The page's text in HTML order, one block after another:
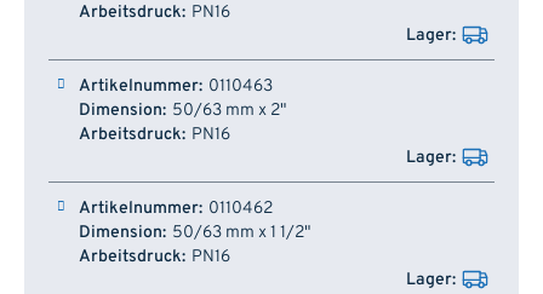
PN16
0110463
50/63 mm x 2"
PN16
0110462
50/63 mm x 1 1/2"
PN16